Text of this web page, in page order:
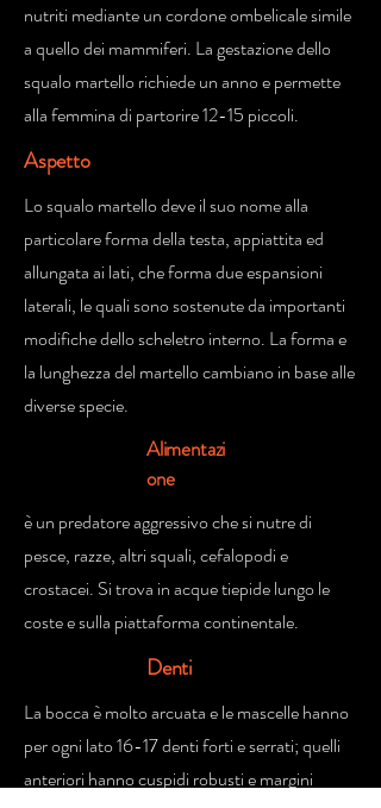
nutriti mediante un cordone ombelicale simile
a quello dei mammiferi. La gestazione dello
squalo martello richiede un anno e permette
alla femmina di partorire 12-15 piccoli.
Aspetto
Lo squalo martello deve il suo nome alla
particolare forma della testa, appiattita ed
allungata ai lati, che forma due espansioni
laterali, le quali sono sostenute da importanti
modifiche dello scheletro interno. La forma e
la lunghezza del martello cambiano in base alle
diverse specie.
Alimentazi
one
è un predatore aggressivo che si nutre di
pesce, razze, altri squali, cefalopodi e
crostacei. Si trova in acque tiepide lungo le
coste e sulla piattaforma continentale.
Denti
La bocca è molto arcuata e le mascelle hanno
per ogni lato 16-17 denti forti e serrati; quelli
anteriori hanno cuspidi robusti e margini